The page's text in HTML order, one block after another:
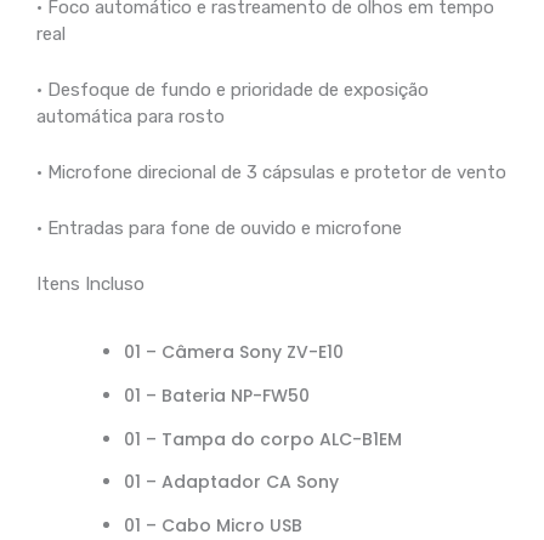
• Foco automático e rastreamento de olhos em tempo
real
• Desfoque de fundo e prioridade de exposição
automática para rosto
• Microfone direcional de 3 cápsulas e protetor de vento
• Entradas para fone de ouvido e microfone
Itens Incluso
01 – Câmera Sony ZV-E10
01 – Bateria NP-FW50
01 – Tampa do corpo ALC-B1EM
01 – Adaptador CA Sony
01 – Cabo Micro USB